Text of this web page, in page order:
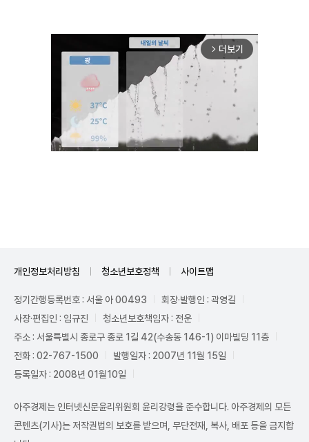
arrow_forward_ios 더보기
개인정보처리방침 청소년보호정책 사이트맵
정기간행등록번호 : 서울 아 00493
회장·발행인 : 곽영길
사장·편집인 : 임규진
청소년보호책임자 : 전운
주소 : 서울특별시 종로구 종로 1길 42(수송동 146-1) 이마빌딩 11층
전화 : 02-767-1500
발행일자 : 2007년 11월 15일
등록일자 : 2008년 01월10일
아주경제는 인터넷신문윤리위원회 윤리강령을 준수합니다. 아주경제의 모든
콘텐츠(기사)는 저작권법의 보호를 받으며, 무단전재, 복사, 배포 등을 금지합